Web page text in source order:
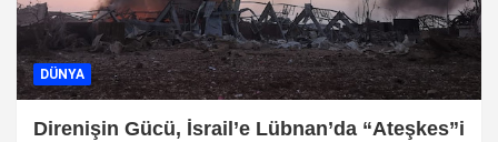
DÜNYA
Direnişin Gücü, İsrail’e Lübnan’da “Ateşkes”i